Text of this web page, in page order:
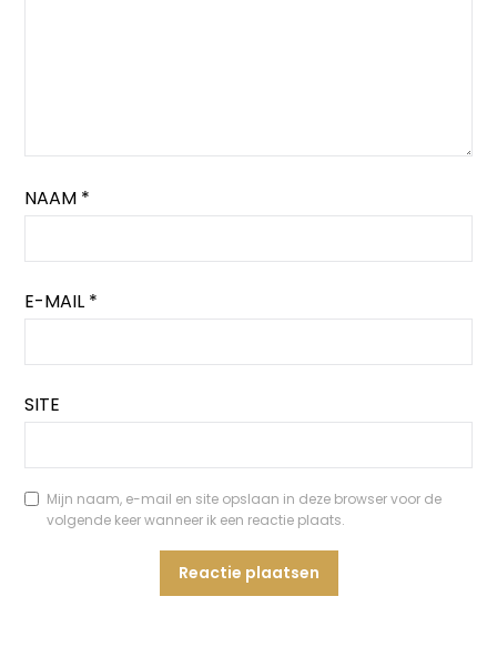
NAAM *
E-MAIL *
SITE
Mijn naam, e-mail en site opslaan in deze browser voor de
volgende keer wanneer ik een reactie plaats.